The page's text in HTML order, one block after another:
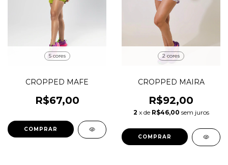
5 cores
CROPPED MAFE
R$67,00
COMPRAR
2 cores
CROPPED MAIRA
R$92,00
2 x de R$46,00 sem juros
COMPRAR